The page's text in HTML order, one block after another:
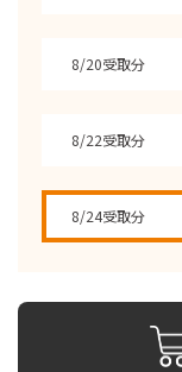
8/20受取分
8/22受取分
8/24受取分